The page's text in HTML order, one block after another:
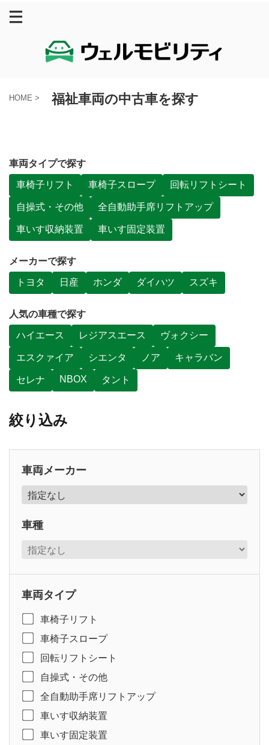
HOME > 福祉車両の中古車を探す
車両タイプで探す
車椅子リフト 車椅子スロープ 回転リフトシート
自操式・その他 全自動助手席リフトアップ
車いす収納装置 車いす固定装置
メーカーで探す
トヨタ 日産 ホンダ ダイハツ スズキ
人気の車種で探す
ハイエース レジアスエース ヴォクシー
エスクァイア シエンタ ノア キャラバン
セレナ NBOX タント
絞り込み
車両メーカー
車種
車両タイプ
車椅子リフト
車椅子スロープ
回転リフトシート
自操式・その他
全自動助手席リフトアップ
車いす収納装置
車いす固定装置